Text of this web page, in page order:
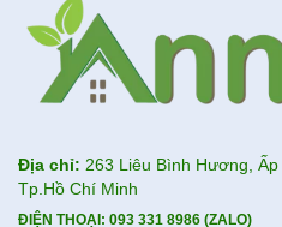
Địa chỉ: 263 Liêu Bình Hương,
Tp.Hồ Chí Minh
ĐIỆN THOẠI: 093 331 8986 (ZALO)